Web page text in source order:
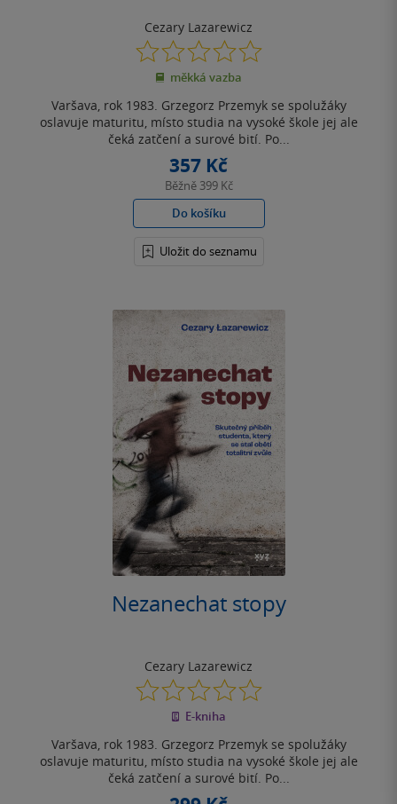
Cezary Lazarewicz
0.0
z
5
měkká vazba
Varšava, rok 1983. Grzegorz Przemyk se spolužáky
oslavuje maturitu, místo studia na vysoké škole jej ale
čeká zatčení a surové bití. Po...
357 Kč
Běžně 399 Kč
Do košíku
Uložit do seznamu
Nezanechat stopy
Cezary Lazarewicz
0.0
z
5
E-kniha
Varšava, rok 1983. Grzegorz Przemyk se spolužáky
oslavuje maturitu, místo studia na vysoké škole jej ale
čeká zatčení a surové bití. Po...